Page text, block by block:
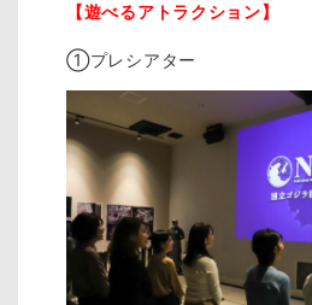
【遊べるアトラクション】
①プレシアター